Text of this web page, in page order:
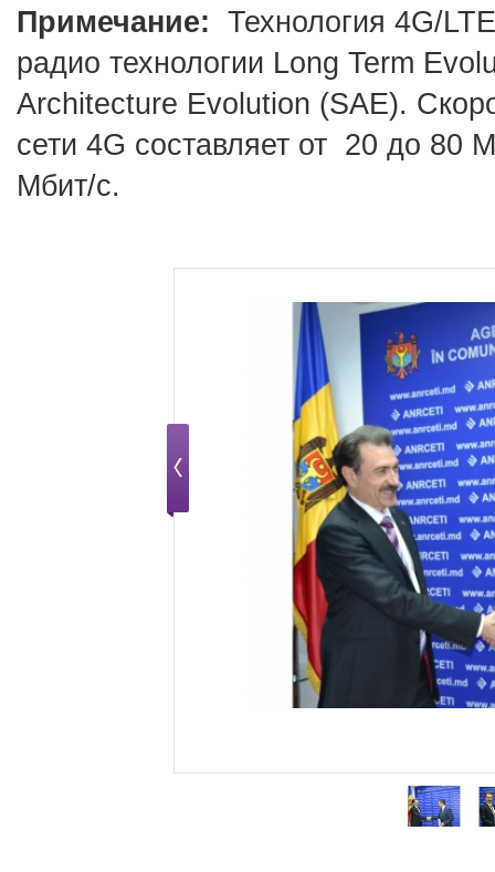
Примечание: Технология 4G/
радио технологии Long Term
Architecture Evolution (SAE).
сети 4G составляет от 20 до 80
Мбит/с.